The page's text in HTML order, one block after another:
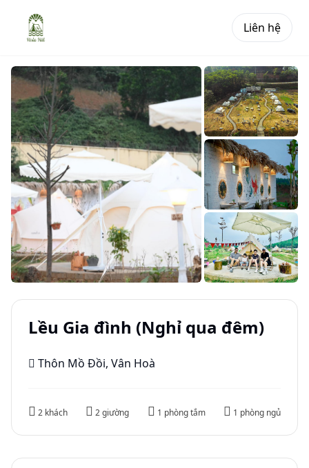
Liên hệ
Lều Gia đình (Nghỉ qua đêm)
Thôn Mồ Đồi, Vân Hoà
2 khách 2 giường 1 phòng tắm 1 phòng ngủ